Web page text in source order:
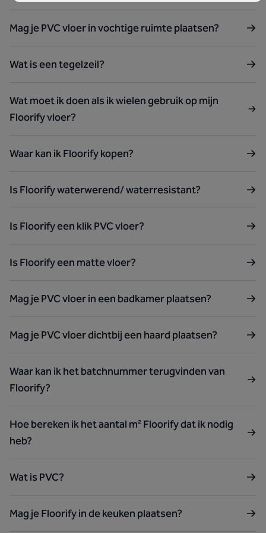
Mag je PVC vloer in vochtige ruimte plaatsen?
Wat is een tegelzeil?
Wat moet ik doen als ik wielen gebruik op mijn
Floorify vloer?
Waar kan ik Floorify kopen?
Is Floorify waterwerend/ waterresistant?
Is Floorify een klik PVC vloer?
Is Floorify een matte vloer?
Mag je PVC vloer in een badkamer plaatsen?
Mag je PVC vloer dichtbij een haard plaatsen?
Waar kan ik het batchnummer terugvinden van
Floorify?
Hoe bereken ik het aantal m² Floorify dat ik nodig
heb?
Wat is PVC?
Mag je Floorify in de keuken plaatsen?